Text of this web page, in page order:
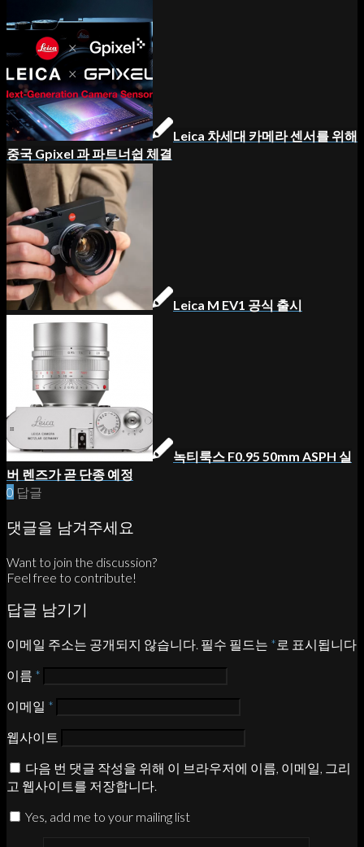
Leica 차세대 카메라 센서를 위해
중국 Gpixel 과 파트너쉽 체결
Leica M EV1 공식 출시
녹티룩스 F0.95 50mm ASPH 실
버 렌즈가 곧 단종 예정
0 답글
댓글을 남겨주세요
Want to join the discussion?
Feel free to contribute!
답글 남기기
이메일 주소는 공개되지 않습니다. 필수 필드는 * 로 표시됩니다
이름 *
이메일 *
웹사이트
다음 번 댓글 작성을 위해 이 브라우저에 이름, 이메일, 그리
고 웹사이트를 저장합니다.
Yes, add me to your mailing list